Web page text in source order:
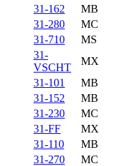
31-162
MB
31-280
MC
31-710
MS
31-
VSCHT
MX
31-101
MB
31-152
MB
31-230
MC
31-FF
MX
31-110
MB
31-270
MC